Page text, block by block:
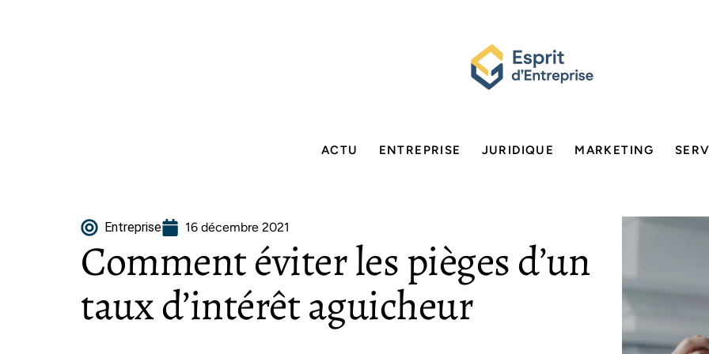
ACTU ENTREPRISE JURIDIQUE MARKETING
Entreprise 16 décembre 2021
Comment éviter les pièges d’un
taux d’intérêt aguicheur